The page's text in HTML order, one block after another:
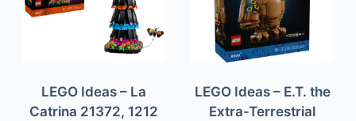
LEGO Ideas – La
Catrina 21372, 1212
LEGO Ideas – E.T. the
Extra-Terrestrial